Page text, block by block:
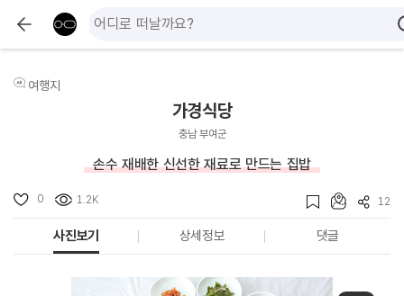
여행지
가경식당
충남 부여군
손수 재배한 신선한 재료로 만드는 집밥
0 1.2K 12
사진보기 상세정보 댓글